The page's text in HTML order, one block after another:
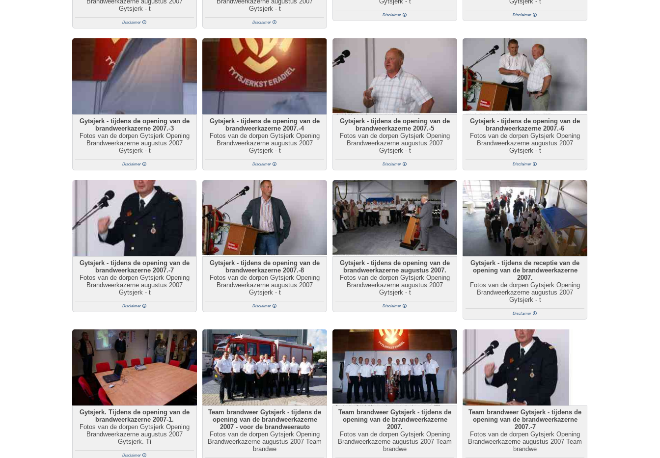
Gytsjerk - t
Disclaimer
Gytsjerk - t
Disclaimer
Disclaimer Disclaimer
Gytsjerk - tijdens de opening van de
brandweerkazerne 2007.-3
Fotos van de dorpen Gytsjerk Opening
Brandweerkazerne augustus 2007
Gytsjerk - t
Disclaimer
Gytsjerk - tijdens de opening van de
brandweerkazerne 2007.-4
Fotos van de dorpen Gytsjerk Opening
Brandweerkazerne augustus 2007
Gytsjerk - t
Disclaimer
Gytsjerk - tijdens de opening van de
brandweerkazerne 2007.-5
Fotos van de dorpen Gytsjerk Opening
Brandweerkazerne augustus 2007
Gytsjerk - t
Disclaimer
Gytsjerk - tijdens de opening van de
brandweerkazerne 2007.-6
Fotos van de dorpen Gytsjerk Opening
Brandweerkazerne augustus 2007
Gytsjerk - t
Disclaimer
Gytsjerk - tijdens de opening van de
brandweerkazerne 2007.-7
Fotos van de dorpen Gytsjerk Opening
Brandweerkazerne augustus 2007
Gytsjerk - t
Disclaimer
Gytsjerk - tijdens de opening van de
brandweerkazerne 2007.-8
Fotos van de dorpen Gytsjerk Opening
Brandweerkazerne augustus 2007
Gytsjerk - t
Disclaimer
Gytsjerk - tijdens de opening van de
brandweerkazerne augustus 2007.
Fotos van de dorpen Gytsjerk Opening
Brandweerkazerne augustus 2007
Gytsjerk - t
Disclaimer
Gytsjerk - tijdens de receptie van de
opening van de brandweerkazerne
2007.
Fotos van de dorpen Gytsjerk Opening
Brandweerkazerne augustus 2007
Gytsjerk - t
Disclaimer
Gytsjerk. Tijdens de opening van de
brandweerkazerne 2007-1.
Fotos van de dorpen Gytsjerk Opening
Brandweerkazerne augustus 2007
Gytsjerk. Ti
Disclaimer
Team brandweer Gytsjerk - tijdens de
opening van de brandweerkazerne
2007 - voor de brandweerauto
Fotos van de dorpen Gytsjerk Opening
Brandweerkazerne augustus 2007 Team
brandwe
Team brandweer Gytsjerk - tijdens de
opening van de brandweerkazerne
2007.
Fotos van de dorpen Gytsjerk Opening
Brandweerkazerne augustus 2007 Team
brandwe
Team brandweer Gytsjerk - tijdens de
opening van de brandweerkazerne
2007.-7
Fotos van de dorpen Gytsjerk Opening
Brandweerkazerne augustus 2007 Team
brandwe